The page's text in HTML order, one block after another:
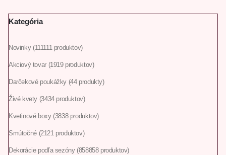
Kategória
Novinky 111111 produktov
Akciový tovar 1919 produktov
Darčekové poukážky 44 produkty
Živé kvety 3434 produktov
Kvetinové boxy 3838 produktov
Smútočné 2121 produktov
Dekorácie podľa sezóny 858858 produktov